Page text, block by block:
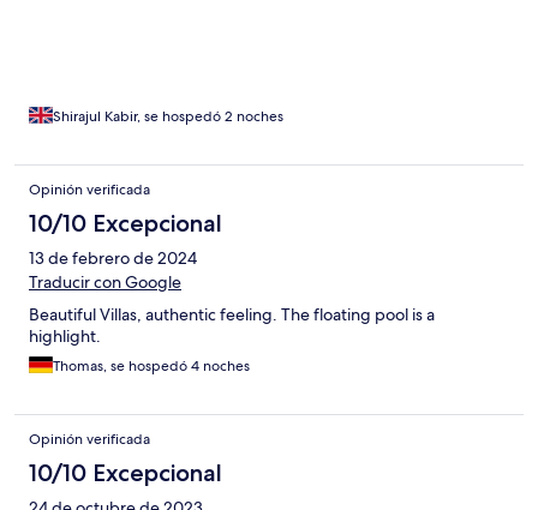
Shirajul Kabir, se hospedó 2 noches
Opinión verificada
10/10 Excepcional
13 de febrero de 2024
Traducir con Google
Beautiful Villas, authentic feeling. The floating pool is a
highlight.
Thomas, se hospedó 4 noches
Opinión verificada
10/10 Excepcional